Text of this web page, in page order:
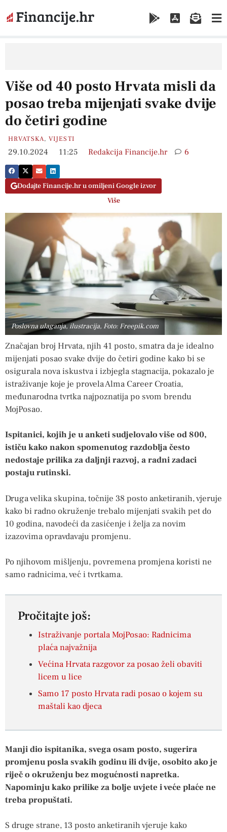
Više od 40 posto Hrvata misli da
posao treba mijenjati svake dvije
do četiri godine
HRVATSKA,VIJESTI
29.10.2024 11:25 Redakcija Financije.hr 6
Dodajte Financije.hr u omiljeni Google izvor
Više
Poslovna ulaganja, ilustracija, Foto: Freepik.com
Značajan broj Hrvata, njih 41 posto, smatra da je idealno
mijenjati posao svake dvije do četiri godine kako bi se
osigurala nova iskustva i izbjegla stagnacija, pokazalo je
istraživanje koje je provela Alma Career Croatia,
međunarodna tvrtka najpoznatija po svom brendu
MojPosao.
Ispitanici, kojih je u anketi sudjelovalo više od 800,
ističu kako nakon spomenutog razdoblja često
nedostaje prilika za daljnji razvoj, a radni zadaci
postaju rutinski.
Druga velika skupina, točnije 38 posto anketiranih, vjeruje
kako bi radno okruženje trebalo mijenjati svakih pet do
10 godina, navodeći da zasićenje i želja za novim
izazovima opravdavaju promjenu.
Po njihovom mišljenju, povremena promjena koristi ne
samo radnicima, već i tvrtkama.
Pročitajte još:
Istraživanje portala MojPosao: Radnicima
plaća najvažnija
Većina Hrvata razgovor za posao želi obaviti
licem u lice
Samo 17 posto Hrvata radi posao o kojem su
maštali kao djeca
Manji dio ispitanika, svega osam posto, sugerira
promjenu posla svakih godinu ili dvije, osobito ako je
riječ o okruženju bez mogućnosti napretka.
Napominju kako prilike za bolje uvjete i veće plaće ne
treba propuštati.
S druge strane, 13 posto anketiranih vjeruje kako